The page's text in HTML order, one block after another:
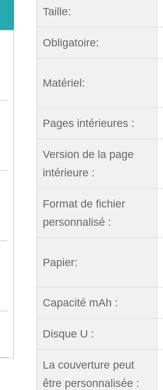
Taille:
Obligatoire:
Matériel:
Pages intérieures :
Version de la page
intérieure :
Format de fichier
personnalisé :
Papier:
Capacité mAh :
Disque U :
La couverture peut
être personnalisée :